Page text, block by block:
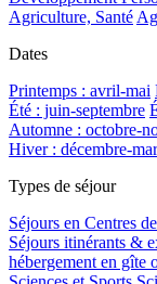
Agriculture, Santé
Dates
Printemps : avril-mai
Été : juin-septembre
Automne : octobre-
Hiver : décembre-
Types de séjour
Séjours en Centres
Séjours itinérants &
hébergement en gîte